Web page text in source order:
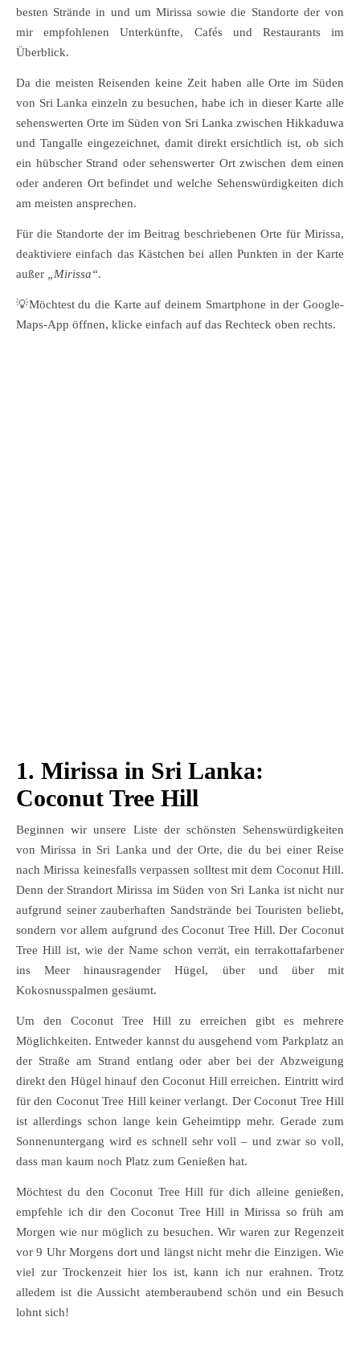
besten Strände in und um Mirissa sowie die Standorte der von
mir empfohlenen Unterkünfte, Cafés und Restaurants im
Überblick.
Da die meisten Reisenden keine Zeit haben alle Orte im Süden
von Sri Lanka einzeln zu besuchen, habe ich in dieser Karte alle
sehenswerten Orte im Süden von Sri Lanka zwischen Hikkaduwa
und Tangalle eingezeichnet, damit direkt ersichtlich ist, ob sich
ein hübscher Strand oder sehenswerter Ort zwischen dem einen
oder anderen Ort befindet und welche Sehenswürdigkeiten dich
am meisten ansprechen.
Für die Standorte der im Beitrag beschriebenen Orte für Mirissa,
deaktiviere einfach das Kästchen bei allen Punkten in der Karte
außer „Mirissa“.
💡Möchtest du die Karte auf deinem Smartphone in der Google-
Maps-App öffnen, klicke einfach auf das Rechteck oben rechts.
1. Mirissa in Sri Lanka:
Coconut Tree Hill
Beginnen wir unsere Liste der schönsten Sehenswürdigkeiten
von Mirissa in Sri Lanka und der Orte, die du bei einer Reise
nach Mirissa keinesfalls verpassen solltest mit dem Coconut Hill.
Denn der Strandort Mirissa im Süden von Sri Lanka ist nicht nur
aufgrund seiner zauberhaften Sandstrände bei Touristen beliebt,
sondern vor allem aufgrund des Coconut Tree Hill. Der Coconut
Tree Hill ist, wie der Name schon verrät, ein terrakottafarbener
ins Meer hinausragender Hügel, über und über mit
Kokosnusspalmen gesäumt.
Um den Coconut Tree Hill zu erreichen gibt es mehrere
Möglichkeiten. Entweder kannst du ausgehend vom Parkplatz an
der Straße am Strand entlang oder aber bei der Abzweigung
direkt den Hügel hinauf den Coconut Hill erreichen. Eintritt wird
für den Coconut Tree Hill keiner verlangt. Der Coconut Tree Hill
ist allerdings schon lange kein Geheimtipp mehr. Gerade zum
Sonnenuntergang wird es schnell sehr voll – und zwar so voll,
dass man kaum noch Platz zum Genießen hat.
Möchtest du den Coconut Tree Hill für dich alleine genießen,
empfehle ich dir den Coconut Tree Hill in Mirissa so früh am
Morgen wie nur möglich zu besuchen. Wir waren zur Regenzeit
vor 9 Uhr Morgens dort und längst nicht mehr die Einzigen. Wie
viel zur Trockenzeit hier los ist, kann ich nur erahnen. Trotz
alledem ist die Aussicht atemberaubend schön und ein Besuch
lohnt sich!